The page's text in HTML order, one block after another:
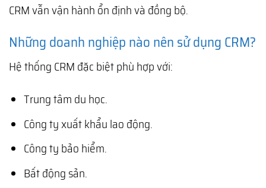
CRM vẫn vận hành ổn định và đồng bộ.
Những doanh nghiệp nào nên sử dụng CRM?
Hệ thống CRM đặc biệt phù hợp với:
Trung tâm du học.
Công ty xuất khẩu lao động.
Công ty bảo hiểm.
Bất động sản.